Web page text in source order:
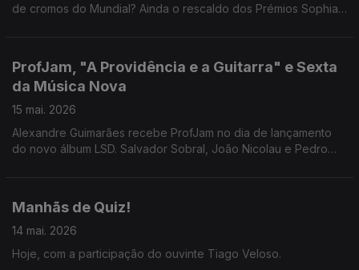
de cromos do Mundial? Ainda o rescaldo dos Prémios Sophia,
ProfJam, "A Providência e a Guitarra" e Sexta
da Música Nova
15 mai. 2026
Alexandre Guimarães recebe ProfJam no dia de lançamento
do novo álbum LSD. Salvador Sobral, João Nicolau e Pedro
Manhãs de Quiz!
14 mai. 2026
Hoje, com a participação do ouvinte Tiago Veloso.